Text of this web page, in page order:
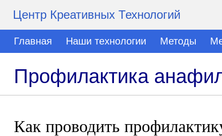
Центр Креативных Технологий
Главная Наши технологии Методы
Профилактика
Как проводить